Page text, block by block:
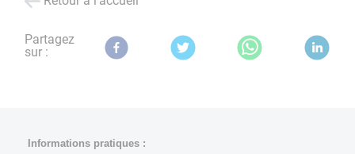
Partagez
sur :
Informations pratiques :